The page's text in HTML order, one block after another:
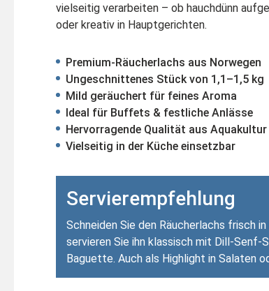
vielseitig verarbeiten – ob hauchdünn
oder kreativ in Hauptgerichten.
Premium-Räucherlachs aus Norwegen
Ungeschnittenes Stück von 1,1–1,5 kg
Mild geräuchert für feines Aroma
Ideal für Buffets & festliche Anlässe
Hervorragende Qualität aus Aquakultur
Vielseitig in der Küche einsetzbar
Servierempfehlung
Schneiden Sie den Räucherlachs frisch
servieren Sie ihn klassisch mit Dill-Senf-
Baguette. Auch als Highlight in Salaten